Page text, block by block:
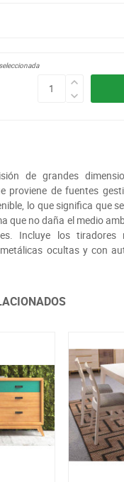
de grandes
proviene de fuentes
lo que significa que
que no daña el medio
Incluye los tiradores
ocultas y con